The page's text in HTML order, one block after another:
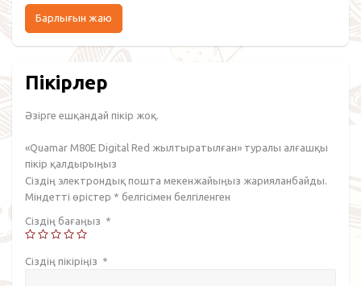
Барлығын жаю
Пікірлер
Әзірге ешқандай пікір жоқ.
«Quamar M80E Digital Red жылтыратылған» туралы алғашқы
пікір қалдырыңыз
Сіздің электрондық пошта мекенжайыңыз жарияланбайды.
Міндетті өрістер * белгісімен белгіленген
Сіздің бағаңыз *
Сіздің пікіріңіз *